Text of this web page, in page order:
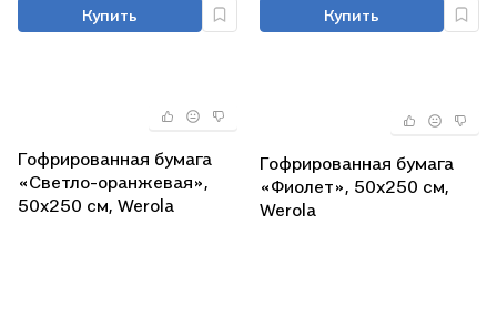
Купить Купить
Гофрированная бумага
«Светло-оранжевая»,
50х250 см, Werola
Гофрированная бумага
«Фиолет», 50х250 см,
Werola